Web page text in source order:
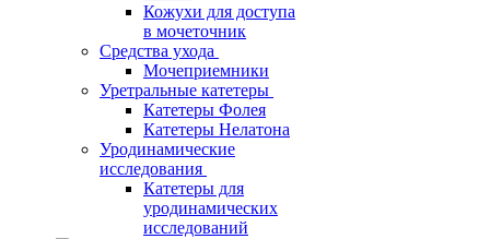
Кожухи для доступа
в мочеточник
Средства ухода
Мочеприемники
Уретральные катетеры
Катетеры Фолея
Катетеры Нелатона
Уродинамические
исследования
Катетеры для
уродинамических
исследований